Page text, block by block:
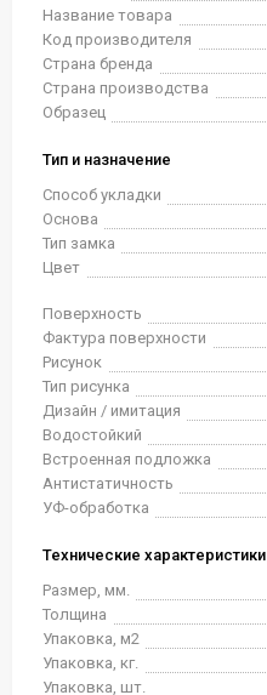
Название товара
Код производителя
Страна бренда
Страна производства
Образец
Тип и назначение
Способ укладки
Основа
Тип замка
Цвет
Поверхность
Фактура поверхности
Рисунок
Тип рисунка
Дизайн / имитация
Водостойкий
Встроенная подложка
Антистатичность
УФ-обработка
Технические характеристики
Размер, мм.
Толщина
Упаковка, м2
Упаковка, кг.
Упаковка, шт.